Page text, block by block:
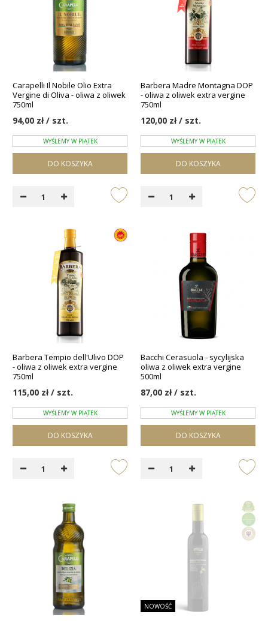
Carapelli Il Nobile Olio Extra
Vergine di Oliva - oliwa z oliwek
750ml
94,00 zł / szt.
WYŚLEMY W PIĄTEK
DO KOSZYKA
Barbera Madre Montagna DOP
- oliwa z oliwek extra vergine
750ml
120,00 zł / szt.
WYŚLEMY W PIĄTEK
DO KOSZYKA
Barbera Tempio dell'Ulivo DOP
- oliwa z oliwek extra vergine
750ml
115,00 zł / szt.
WYŚLEMY W PIĄTEK
DO KOSZYKA
Bacchi Cerasuola - sycylijska
oliwa z oliwek extra vergine
500ml
87,00 zł / szt.
WYŚLEMY W PIĄTEK
DO KOSZYKA
NOWOŚĆ